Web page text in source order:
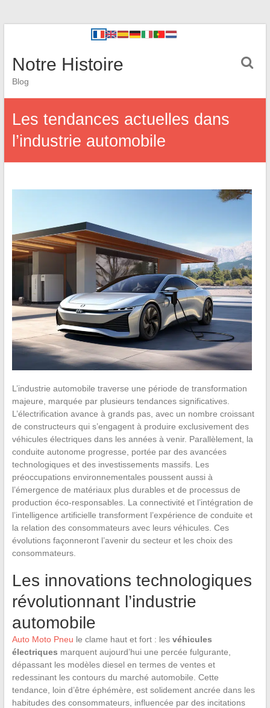
Notre Histoire
Blog
Les tendances actuelles dans
l’industrie automobile
L’industrie automobile traverse une période de transformation
majeure, marquée par plusieurs tendances significatives.
L’électrification avance à grands pas, avec un nombre croissant
de constructeurs qui s’engagent à produire exclusivement des
véhicules électriques dans les années à venir. Parallèlement, la
conduite autonome progresse, portée par des avancées
technologiques et des investissements massifs. Les
préoccupations environnementales poussent aussi à
l’émergence de matériaux plus durables et de processus de
production éco-responsables. La connectivité et l’intégration de
l’intelligence artificielle transforment l’expérience de conduite et
la relation des consommateurs avec leurs véhicules. Ces
évolutions façonneront l’avenir du secteur et les choix des
consommateurs.
Les innovations technologiques
révolutionnant l’industrie
automobile
Auto Moto Pneu le clame haut et fort : les véhicules
électriques marquent aujourd’hui une percée fulgurante,
dépassant les modèles diesel en termes de ventes et
redessinant les contours du marché automobile. Cette
tendance, loin d’être éphémère, est solidement ancrée dans les
habitudes des consommateurs, influencée par des incitations